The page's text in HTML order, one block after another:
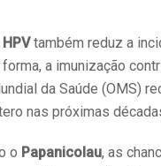
também reduz a
a imunização
da Saúde (OMS)
nas próximas
o Papanicolau, as